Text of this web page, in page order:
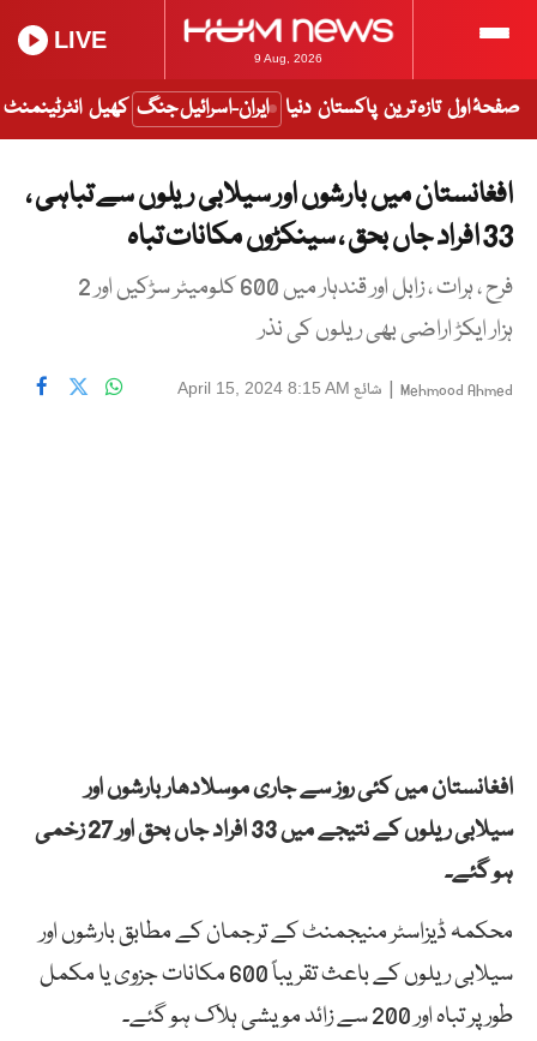
9 Aug, 2026
LIVE
صفحۂ اول تازہ ترین پاکستان دنیا ایران-اسرائیل جنگ کھیل انٹرٹینمنٹ
افغانستان میں بارشوں اور سیلابی ریلوں سے تباہی ،
33 افراد جاں بحق ، سینکڑوں مکانات تباہ
فرح ، ہرات ، زابل اور قندہار میں 600 کلومیٹر سڑکیں اور 2
ہزار ایکڑ اراضی بھی ریلوں کی نذر
Mehmood Ahmed
| شائع April 15, 2024 8:15 AM
افغانستان میں کئی روز سے جاری موسلادھار بارشوں اور
سیلابی ریلوں کے نتیجے میں 33 افراد جاں بحق اور 27 زخمی
ہو گئے۔
محکمہ ڈیزاسٹر منیجمنٹ کے ترجمان کے مطابق بارشوں اور
سیلابی ریلوں کے باعث تقریباً 600 مکانات جزوی یا مکمل
طور پر تباہ اور 200 سے زائد مویشی ہلاک ہو گئے۔